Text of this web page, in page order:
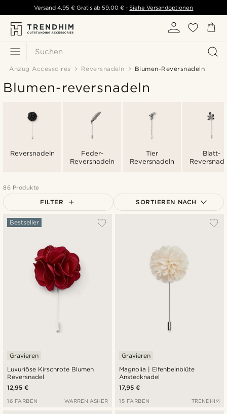
Suchen
Versand 4,95 € Gratis ab 59,00 € - Siehe Versandoptionen
Anzug Accessoires Reversnadeln Blumen-Reversnadeln
Blumen-reversnadeln
Reversnadeln
Feder-
Reversnadeln
Tier
Reversnadeln
Blatt-
86 Produkte
FILTER SORTIEREN NACH
Niedrigster Preis
Höchster Preis
Luxuriöse Kirschrote Blumen
Reversnadel
Bestseller
Gravieren
12,95 €
16 FARBEN WARREN ASHER
Magnolia | Elfenbeinblüte
Anstecknadel
Gravieren
17,95 €
15 FARBEN TRENDHIM